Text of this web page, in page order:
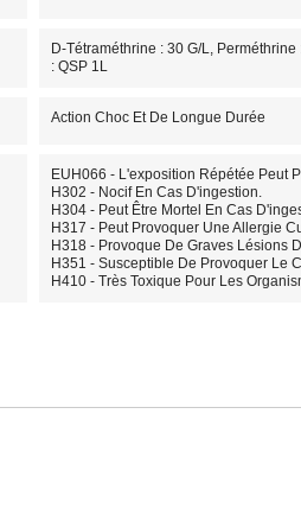
D-Tétraméthrine : 30 G/L,
: QSP 1L
Action Choc Et De Longue Durée
EUH066 - L'exposition Répétée Peut
H302 - Nocif En Cas D'ingestion.
H304 - Peut Être Mortel En Cas
H317 - Peut Provoquer Une Allergie
H318 - Provoque De Graves Lésions
H351 - Susceptible De Provoquer Le
H410 - Très Toxique Pour Les